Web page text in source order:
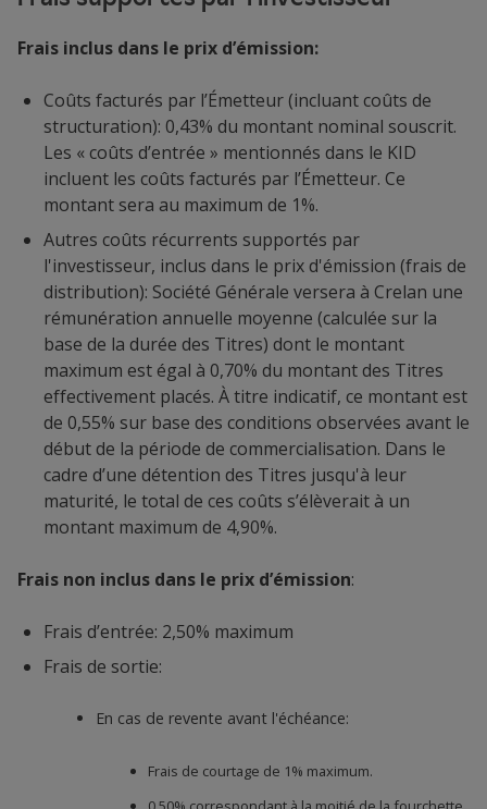
Frais inclus dans le prix d’émission:
Coûts facturés par l’Émetteur (incluant coûts de
structuration): 0,43% du montant nominal souscrit.
Les « coûts d’entrée » mentionnés dans le KID
incluent les coûts facturés par l’Émetteur. Ce
montant sera au maximum de 1%.
Autres coûts récurrents supportés par
l'investisseur, inclus dans le prix d'émission (frais de
distribution): Société Générale versera à Crelan une
rémunération annuelle moyenne (calculée sur la
base de la durée des Titres) dont le montant
maximum est égal à 0,70% du montant des Titres
effectivement placés. À titre indicatif, ce montant est
de 0,55% sur base des conditions observées avant le
début de la période de commercialisation. Dans le
cadre d’une détention des Titres jusqu'à leur
maturité, le total de ces coûts s’élèverait à un
montant maximum de 4,90%.
Frais non inclus dans le prix d’émission:
Frais d’entrée: 2,50% maximum
Frais de sortie:
En cas de revente avant l'échéance:
Frais de courtage de 1% maximum.